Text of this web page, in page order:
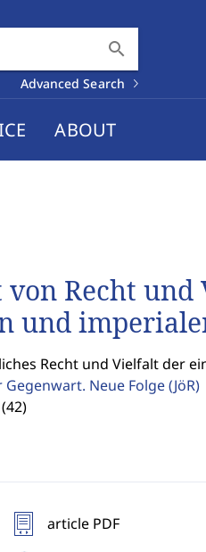
search
Advanced Search
ABOUT
Recht und
und
Recht und Vielfalt der
Neue Folge(JöR)
article PDF